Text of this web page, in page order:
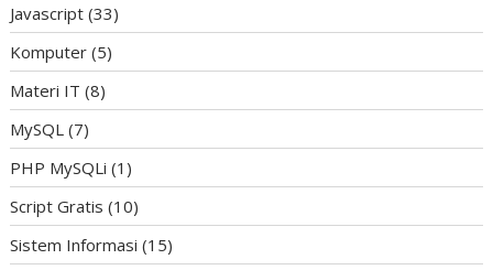
Javascript (33)
Komputer (5)
Materi IT (8)
MySQL (7)
PHP MySQLi (1)
Script Gratis (10)
Sistem Informasi (15)